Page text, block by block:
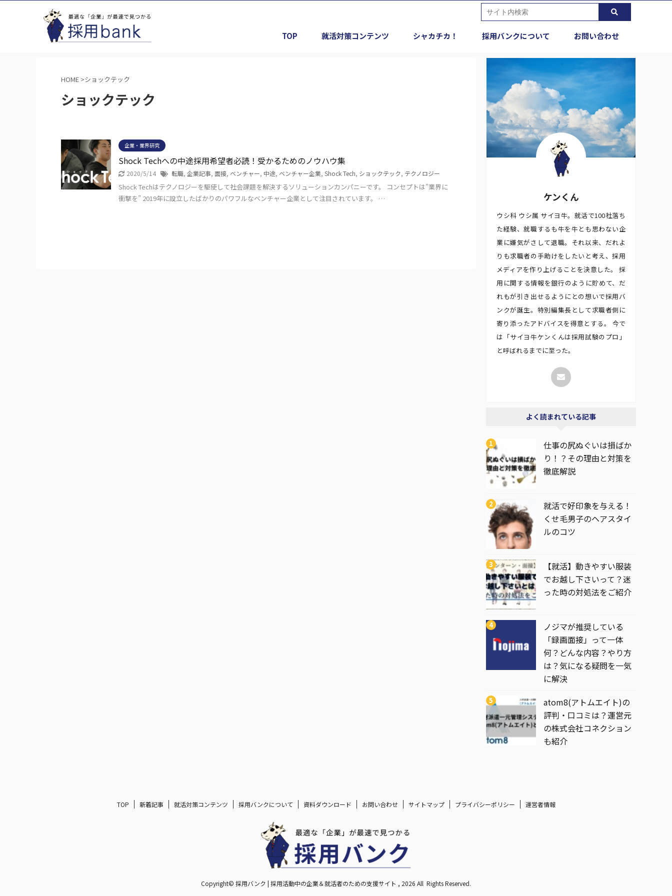
TOP 就活対策コンテンツ シャカチカ！ 採用バンクについて お問い合わせ
HOME >ショックテック
ショックテック
企業・業界研究
Shock Techへの中途採用希望者必読！受かるためのノウハウ集
2020/5/14 転職, 企業記事, 面接, ベンチャー, 中途, ベンチャー企業, Shock Tech, ショックテック, テクノロジー
Shock Techはテクノロジーを駆使して社会課題を解決するソリューションカンパニーです。 コンセプトは”業界に
衝撃を” 2019年に設立したばかりのパワフルなベンチャー企業として注目されています。 …
ケンくん
ウシ科 ウシ属 サイヨ牛。就活で100社落ち
た経験、就職するも牛を牛とも思わない企
業に嫌気がさして退職。それ以来、だれよ
りも求職者の手助けをしたいと考え、採用
メディアを作り上げることを決意した。 採
用に関する情報を銀行のように貯めて、だ
れもが引き出せるようにとの想いで採用バ
ンクが誕生。特別編集長として求職者側に
寄り添ったアドバイスを得意とする。 今で
は「サイヨ牛ケンくんは採用試験のプロ」
と呼ばれるまでに至った。
よく読まれている記事
仕事の尻ぬぐいは損ばか
り！？その理由と対策を
徹底解説
就活で好印象を与える！
くせ毛男子のヘアスタイ
ルのコツ
【就活】動きやすい服装
でお越し下さいって？迷
った時の対処法をご紹介
ノジマが推奨している
「録画面接」って一体
何？どんな内容？やり方
は？気になる疑問を一気
に解決
atom8(アトムエイト)の
評判・口コミは？運営元
の株式会社コネクション
も紹介
TOP 新着記事 就活対策コンテンツ 採用バンクについて 資料ダウンロード お問い合わせ サイトマップ プライバシーポリシー 運営者情報
Copyright© 採用バンク | 採用活動中の企業＆就活者のための支援サイト , 2026 All Rights Reserved.